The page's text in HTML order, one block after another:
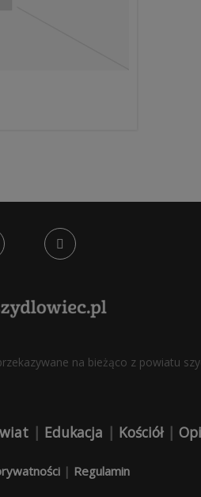
na bieżąco z powiatu
| Edukacja | Kościół|
| Regulamin